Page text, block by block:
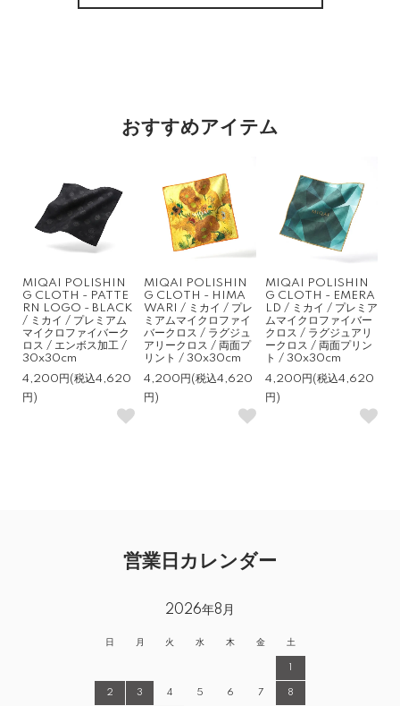
おすすめアイテム
MIQAI POLISHIN
G CLOTH - PATTE
RN LOGO - BLACK
/ ミカイ / プレミアム
マイクロファイバーク
ロス / エンボス加工 /
30x30cm
4,200円(税込4,620
円)
MIQAI POLISHIN
G CLOTH - HIMA
WARI / ミカイ / プレ
ミアムマイクロファイ
バークロス / ラグジュ
アリークロス / 両面プ
リント / 30x30cm
4,200円(税込4,620
円)
MIQAI POLISHIN
G CLOTH - EMERA
LD / ミカイ / プレミア
ムマイクロファイバー
クロス / ラグジュアリ
ークロス / 両面プリン
ト / 30x30cm
4,200円(税込4,620
円)
営業日カレンダー
2026年8月
日 月 火 水 木 金 土
1
2 3 4 5 6 7 8